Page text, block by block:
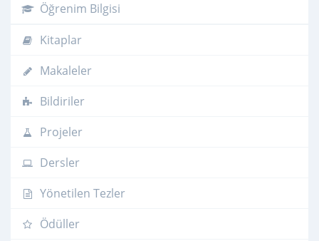
Öğrenim Bilgisi
Kitaplar
Makaleler
Bildiriler
Projeler
Dersler
Yönetilen Tezler
Ödüller